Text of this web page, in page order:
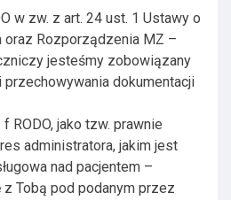
w zw. z art. 24 ust. 1 Ustawy o
oraz Rozporządzenia MZ –
jesteśmy zobowiązany
dokumentacji
RODO, jako tzw. prawnie
administratora, jakim jest
nad pacjentem –
z Tobą pod podanym przez